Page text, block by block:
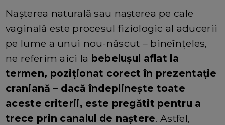
Nașterea naturală sau nașterea pe cale
vaginală este procesul fiziologic al aducerii
pe lume a unui nou-născut – bineînțeles,
ne referim aici la bebelușul aflat la
termen, poziționat corect în prezentație
craniană – dacă îndeplinește toate
aceste criterii, este pregătit pentru a
trece prin canalul de naștere. Astfel,